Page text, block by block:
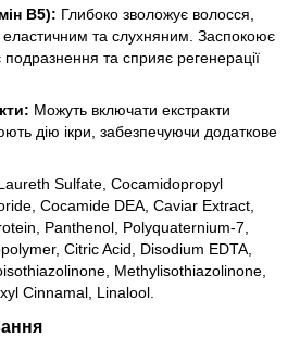
В5): Глибоко зволожує волосся,
та слухняним. Заспокоює
подразнення та сприяє регенерації
Можуть включати екстракти
дію ікри, забезпечуючи додаткове
Sulfate, Cocamidopropyl
Cocamide DEA, Caviar Extract,
Panthenol, Polyquaternium-7,
Citric Acid, Disodium EDTA,
Methylisothiazolinone,
Cinnamal, Linalool.